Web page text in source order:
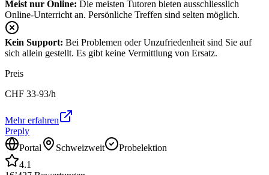
Meist nur Online: Die meisten Tutoren bieten ausschliesslich
Online-Unterricht an. Persönliche Treffen sind selten möglich.
Kein Support: Bei Problemen oder Unzufriedenheit sind Sie auf
sich allein gestellt. Es gibt keine Vermittlung von Ersatz.
Preis
CHF 33-93/h
Mehr erfahren
Preply
Portal
Schweizweit
Probelektion
4.1